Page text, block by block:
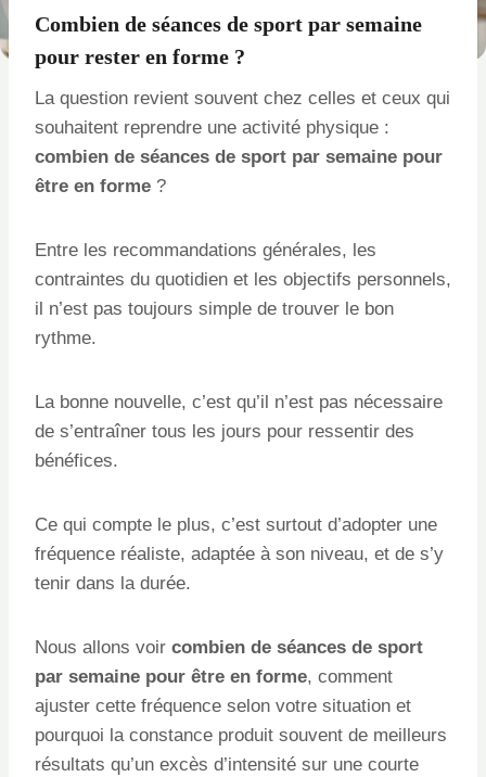
Combien de séances de sport par semaine
pour rester en forme ?
La question revient souvent chez celles et ceux qui
souhaitent reprendre une activité physique :
combien de séances de sport par semaine pour
être en forme ?
Entre les recommandations générales, les
contraintes du quotidien et les objectifs personnels,
il n’est pas toujours simple de trouver le bon
rythme.
La bonne nouvelle, c’est qu’il n’est pas nécessaire
de s’entraîner tous les jours pour ressentir des
bénéfices.
Ce qui compte le plus, c’est surtout d’adopter une
fréquence réaliste, adaptée à son niveau, et de s’y
tenir dans la durée.
Nous allons voir combien de séances de sport
par semaine pour être en forme, comment
ajuster cette fréquence selon votre situation et
pourquoi la constance produit souvent de meilleurs
résultats qu’un excès d’intensité sur une courte